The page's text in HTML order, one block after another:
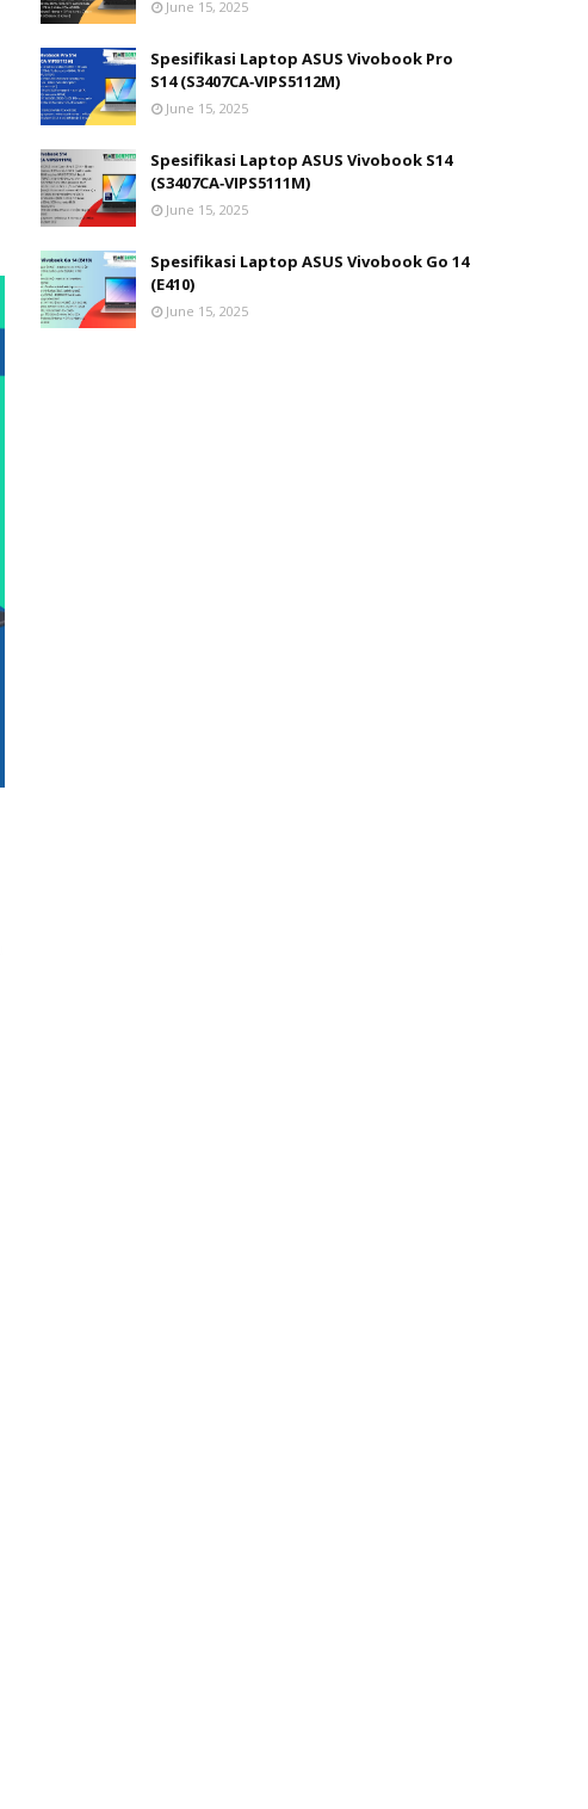
June 15, 2025
Spesifikasi Laptop ASUS Vivobook Pro
S14 (S3407CA‑VIPS5112M)
June 15, 2025
Spesifikasi Laptop ASUS Vivobook S14
(S3407CA‑VIPS5111M)
June 15, 2025
Spesifikasi Laptop ASUS Vivobook Go 14
(E410)
June 15, 2025